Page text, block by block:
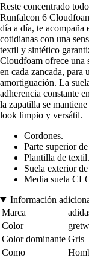
Reste concentrado
Runfalcon 6
día a día, te acompaña
cotidianas con una
textil y sintético
Cloudfoam ofrece una
en cada zancada, para
amortiguación. La
adherencia constante
la zapatilla se
look limpio y versátil.
Cordones.
Parte superior
Plantilla de textil.
Suela exterior
Media suela
Información
Marca
Color
Color dominante Gris
Como